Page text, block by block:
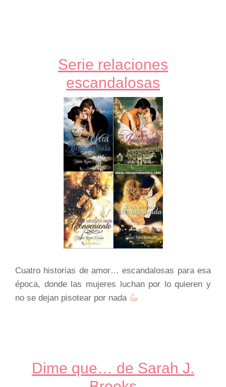
Serie relaciones
escandalosas
Cuatro historias de amor… escandalosas para esa
época, donde las mujeres luchan por lo quieren y
no se dejan pisotear por nada
Dime que… de Sarah J.